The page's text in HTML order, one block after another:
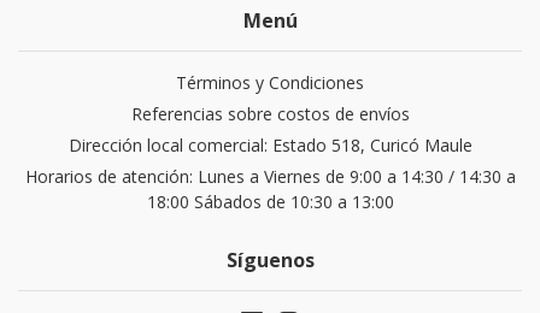
Menú
Términos y Condiciones
Referencias sobre costos de envíos
Dirección local comercial: Estado 518, Curicó Maule
Horarios de atención: Lunes a Viernes de 9:00 a 14:30 / 14:30 a
18:00 Sábados de 10:30 a 13:00
Síguenos